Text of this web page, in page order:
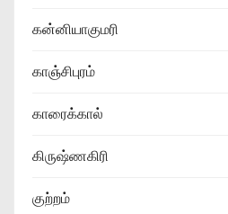
கன்னியாகுமரி
காஞ்சிபுரம்
காரைக்கால்
கிருஷ்ணகிரி
குற்றம்